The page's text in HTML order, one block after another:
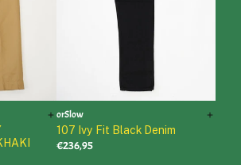
orSlow
107 Ivy Fit Black Denim
€236,95